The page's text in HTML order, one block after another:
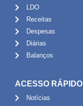
LDO
Receitas
Despesas
Diárias
Balanços
ACESSO RÁPIDO
Notícias